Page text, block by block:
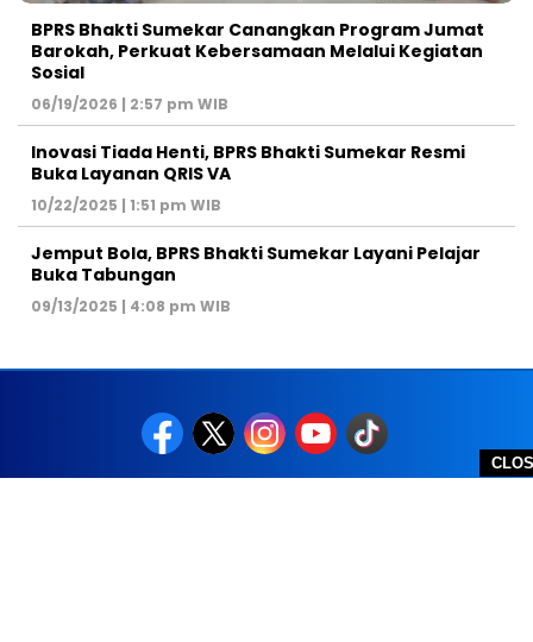
BPRS Bhakti Sumekar Canangkan Program Jumat
Barokah, Perkuat Kebersamaan Melalui Kegiatan
Sosial
06/19/2026 | 2:57 pm WIB
Inovasi Tiada Henti, BPRS Bhakti Sumekar Resmi
Buka Layanan QRIS VA
10/22/2025 | 1:51 pm WIB
Jemput Bola, BPRS Bhakti Sumekar Layani Pelajar
Buka Tabungan
09/13/2025 | 4:08 pm WIB